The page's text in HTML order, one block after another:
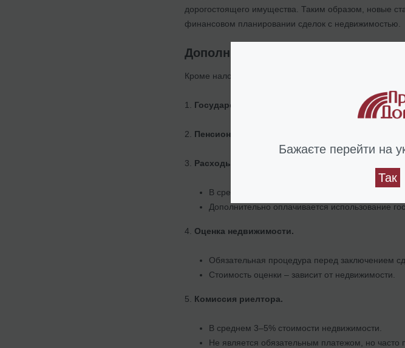
дорогостоящего имущества. Таким образом, новые
финансовом планировании сделок с недвижимостью.
Дополнительные платежи при
Кроме налога с продажи недвижимости и военного
1. Государственная пошлина – 1% стоимости
2. Пенсионный сбор – 1% стоимости недвижимости,
3. Расходы на нотариальные сервисы.
В среднем 0,5-1% от цены объекта.
Дополнительно оплачивается использование
4. Оценка недвижимости.
Обязательная процедура перед заключением
Стоимость оценки – зависит от недвижимости.
5. Комиссия риелтора.
В среднем 3–5% стоимости недвижимости.
Не является обязательным платежом, но часто
Бажаєте перейти на
Так